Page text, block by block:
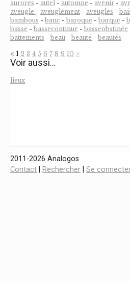
aurores - autel - automne - avenir -
aveugle - aveuglement - aveugles -
bambous - banc - baroque - barque -
basse - bassecontinue - basseobstinée
battements - beau - beauté - beautés
< 1 2 3 4 5 6 7 8 9 10 >
Voir aussi…
lieux
2011-2026 Analogos
Contact
Rechercher Se